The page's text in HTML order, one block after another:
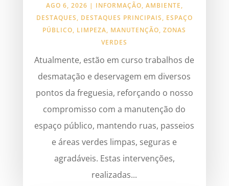
AGO 6, 2026 | INFORMAÇÃO, AMBIENTE,
DESTAQUES, DESTAQUES PRINCIPAIS, ESPAÇO
PÚBLICO, LIMPEZA, MANUTENÇÃO,ZONAS
VERDES
Atualmente, estão em curso trabalhos de
desmatação e deservagem em diversos
pontos da freguesia, reforçando o nosso
compromisso com a manutenção do
espaço público, mantendo ruas, passeios
e áreas verdes limpas, seguras e
agradáveis. Estas intervenções,
realizadas...